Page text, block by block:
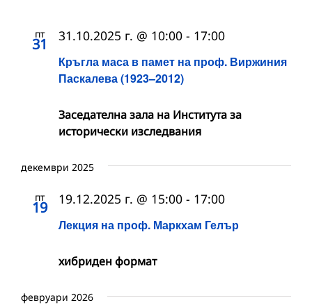
пт
31
Кръгла маса в памет на проф. Виржиния
Паскалева (1923–2012)
31.10.2025 г. @ 10:00 - 17:00
Заседателна зала на Института за
исторически изследвания
декември 2025
пт
19
Лекция на проф. Маркхам Гелър
19.12.2025 г. @ 15:00 - 17:00
хибриден формат
февруари 2026